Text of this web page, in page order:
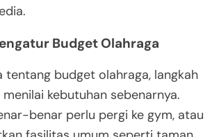
Budget Olahraga
tentang budget olahraga, langkah
kebutuhan sebenarnya.
benar perlu pergi ke gym, atau